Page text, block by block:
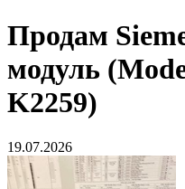
Продам
модуль
K2259)
19.07.2026